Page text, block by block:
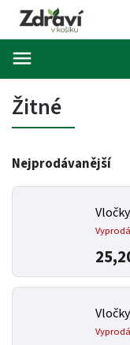
Žitné
Nejprodávanější